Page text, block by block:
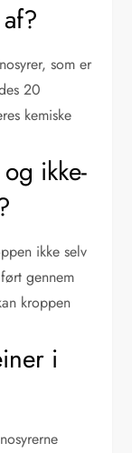
som er
20
kemiske
ikke-
ikke selv
gennem
kroppen
i